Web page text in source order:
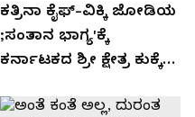
ಕತ್ರಿನಾ ಕೈಫ್-ವಿಕ್ಕಿ ಜೋಡಿಯ
;ಸಂತಾನ ಭಾಗ್ಯ'ಕ್ಕೆ
ಕರ್ನಾಟಕದ ಶ್ರೀ ಕ್ಷೇತ್ರ ಕುಕ್ಕೆ